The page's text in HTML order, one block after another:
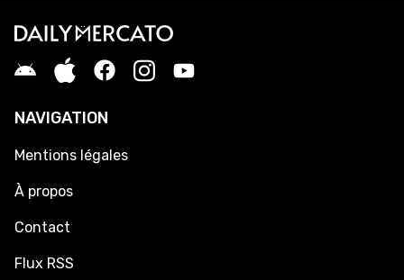
NAVIGATION
Mentions légales
À propos
Contact
Flux RSS